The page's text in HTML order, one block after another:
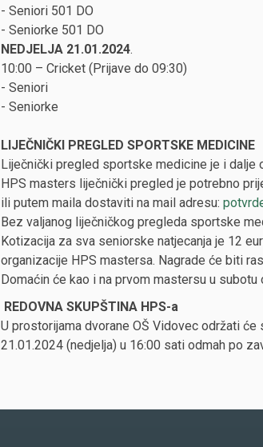
- Seniori 501 DO
- Seniorke 501 DO
NEDJELJA 21.01.2024.
10:00 – Cricket (Prijave do 09:30)
- Seniori
- Seniorke
LIJEČNIČKI PREGLED SPORTSKE MEDICINE
Liječnički pregled sportske medicine je i dalje
HPS masters liječnički pregled je potrebno
ili putem maila dostaviti na mail adresu:
Bez valjanog liječničkog pregleda sportske
Kotizacija za sva seniorske natjecanja je 12
organizacije HPS mastersa. Nagrade će biti
Domaćin će kao i na prvom mastersu u
REDOVNA SKUPŠTINA HPS-a
U prostorijama dvorane OŠ Vidovec održati
21.01.2024 (nedjelja) u 16:00 sati odmah po